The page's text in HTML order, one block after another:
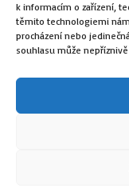
k informacím o zařízení,
těmito technologiemi
procházení nebo
souhlasu může